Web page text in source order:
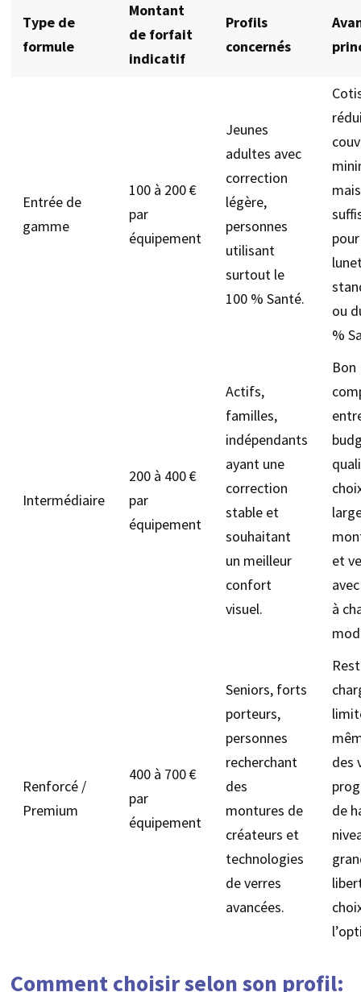
Type de
formule
Montant
de forfait
indicatif
Profils
concernés
Entrée de
gamme
100 à 200 €
par
équipement
Jeunes
adultes avec
correction
légère,
personnes
utilisant
surtout le
100 % Santé.
mais
ou
%
Intermédiaire
200 à 400 €
par
équipement
Actifs,
familles,
indépendants
ayant une
correction
stable et
souhaitant
un meilleur
confort
visuel.
Bon
et
à
Renforcé /
Premium
400 à 700 €
par
équipement
Seniors, forts
porteurs,
personnes
recherchant
des
montures de
créateurs et
technologies
de verres
avancées.
des
de
Comment choisir selon son profil: